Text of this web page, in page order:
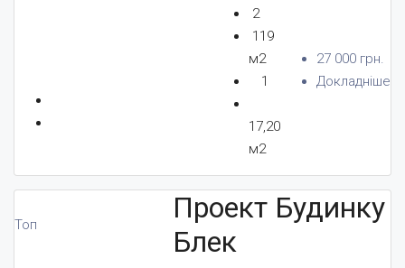
УКР
2
119
м2
1
17,20
м2
27 000 грн.
Докладніше
Топ
Проект Будинку
Блек